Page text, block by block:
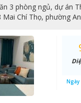
3 phòng ngủ, dự án
Mai Chí Thọ, phường
Ngày